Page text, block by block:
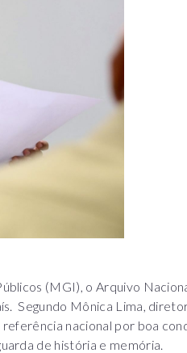
(MGI), o Arquivo
Segundo Mônica Lima,
nacional por boa
de história e memória.